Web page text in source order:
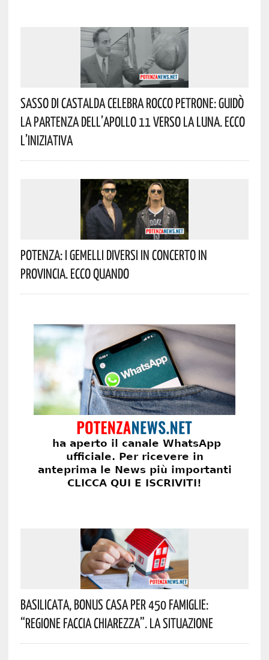
Sasso Di Castalda Celebra Rocco Petrone: Guidò
La Partenza Dell’Apollo 11 Verso La Luna. Ecco
L’iniziativa
Potenza: I Gemelli DiVersi In Concerto In
Provincia. Ecco Quando
Basilicata, Bonus Casa Per 450 Famiglie:
“Regione Faccia Chiarezza”. La Situazione